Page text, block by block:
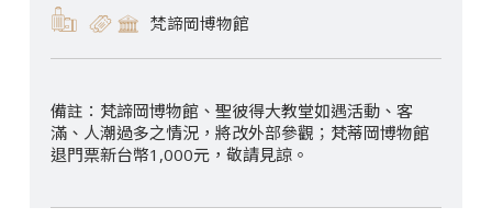
梵諦岡博物館
梵諦岡博物館、聖彼得大教堂如遇活動、客
滿、人潮過多之情況，將改外部參觀；梵蒂岡博物館
退門票新台幣1,000元，敬請見諒。